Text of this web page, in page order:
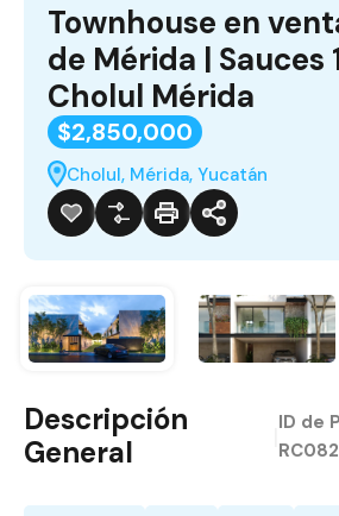
Townhouse en
de Mérida | Sauces
Cholul Mérida
$2,850,000
Cholul, Mérida, Yucatán
Descripción
General
ID de